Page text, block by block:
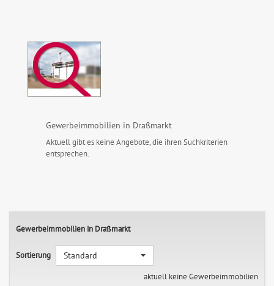
Gewerbeimmobilien in Draßmarkt
Aktuell gibt es keine Angebote, die ihren Suchkriterien
entsprechen.
Gewerbeimmobilien in Draßmarkt
Sortierung
Standard
aktuell keine Gewerbeimmobilien